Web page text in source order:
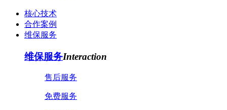
核心技术
合作案例
维保服务
维保服务Interaction
售后服务
免费服务